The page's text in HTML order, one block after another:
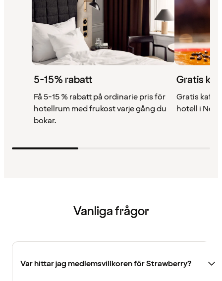
5-15% rabatt
Få 5-15 % rabatt på ordinarie pris för
hotellrum med frukost varje gång du
bokar.
Gratis
Gratis kaffe
hotell i
Vanliga frågor
Var hittar jag medlemsvillkoren för Strawberry?